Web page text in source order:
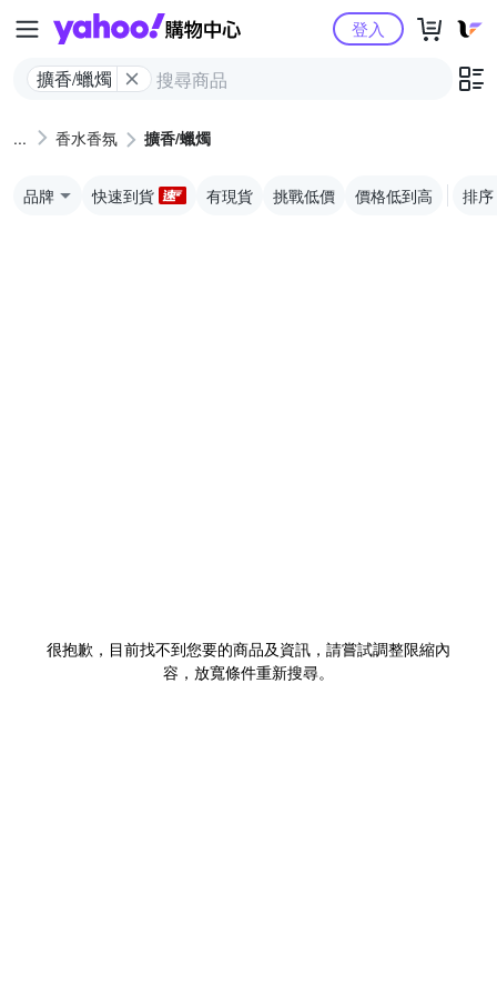
Yahoo購物中心
擴香/蠟燭
登入
香水香氛 擴香/蠟燭
品牌 快速到貨 有現貨 挑戰低價 價格低到高 排序
很抱歉，目前找不到您要的商品及資訊，請嘗試調整限縮內
容，放寬條件重新搜尋。